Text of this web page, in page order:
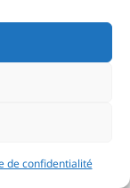
de confidentialité